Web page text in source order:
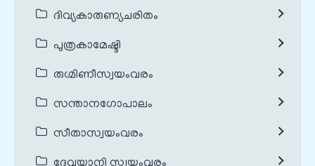
ദിവ്യകാരുണ്യചരിതം
പുത്രകാമേഷ്ടി
രുഗ്മിണീസ്വയംവരം
സന്താനഗോപാലം
സീതാസ്വയംവരം